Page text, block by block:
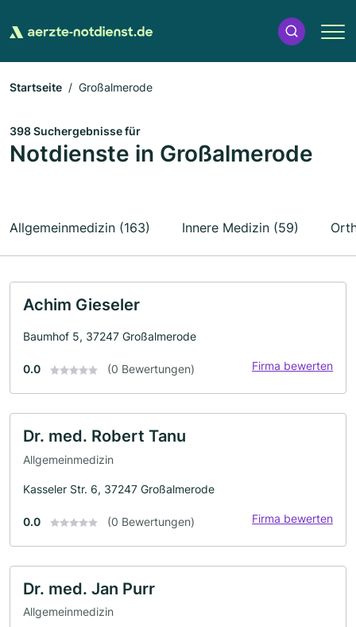
Startseite Großalmerode
398 Suchergebnisse für
Notdienste in Großalmerode
Allgemeinmedizin (163) Innere Medizin (59)
Achim Gieseler
Baumhof 5, 37247 Großalmerode
0.0 (0 Bewertungen) Firma bewerten
Dr. med. Robert Tanu
Allgemeinmedizin
Kasseler Str. 6, 37247 Großalmerode
0.0 (0 Bewertungen) Firma bewerten
Dr. med. Jan Purr
Allgemeinmedizin